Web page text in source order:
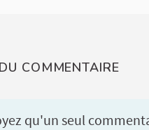
COMMENTAIRE
qu'un seul